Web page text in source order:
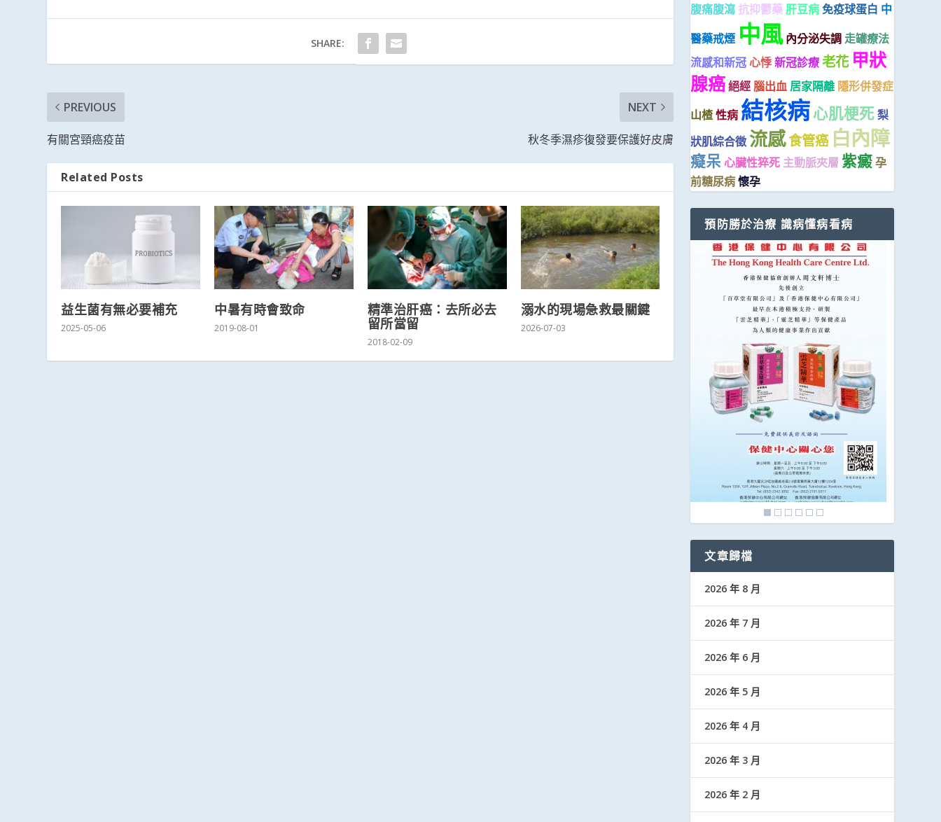
SHARE:
PREVIOUS
有關宮頸癌疫苗
NEXT
秋冬季濕疹復發要保護好皮膚
Related Posts
益生菌有無必要補充
2025-05-06
中暑有時會致命
2019-08-01
精準治肝癌：去所必去
留所當留
2018-02-09
溺水的現場急救最關鍵
2026-07-03
腹痛腹瀉 抗抑鬱藥 肝豆病免疫球蛋白 中
醫藥戒煙 中風 內分泌失調 走罐療法
流感和新冠心悸新冠診療老花 甲狀
腺癌絕經腦出血 居家隔離 隱形併發症
山楂性病 結核病心肌梗死梨
狀肌綜合徵 流感食管癌 白內障
癡呆 心臟性猝死 主動脈夾層 紫癜孕
前糖尿病懷孕
預防勝於治療 識病懂病看病
文章歸檔
2026 年 8 月
2026 年 7 月
2026 年 6 月
2026 年 5 月
2026 年 4 月
2026 年 3 月
2026 年 2 月